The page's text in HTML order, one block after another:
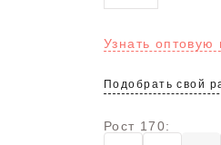
Узнать оптовую
Подобрать свой
Рост 170: